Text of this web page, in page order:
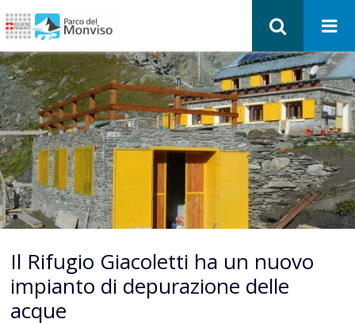
Il Rifugio Giacoletti ha un nuovo
impianto di depurazione delle
acque